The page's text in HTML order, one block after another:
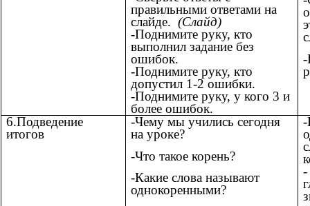
правильными ответами на
слайде. (Слайд)
-Поднимите руку, кто
выполнил задание без
ошибок.
-Поднимите руку, кто
допустил 1-2 ошибки.
-Поднимите руку, у кого 3 и
более ошибок.
-
6.Подведение
итогов
-Чему мы учились сегодня
на уроке?
-Что такое корень?
-Какие слова называют
однокоренными?
-
-